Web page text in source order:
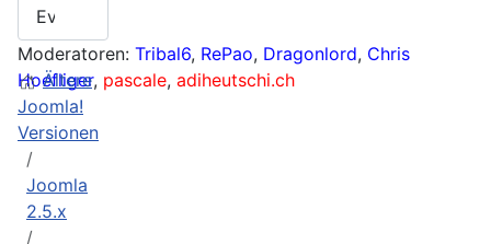
Moderatoren: Tribal6, RePao, Dragonlord, Chris
Hoefliger, pascale, adiheutschi.ch
Ältere
Joomla!
Versionen
Joomla
2.5.x